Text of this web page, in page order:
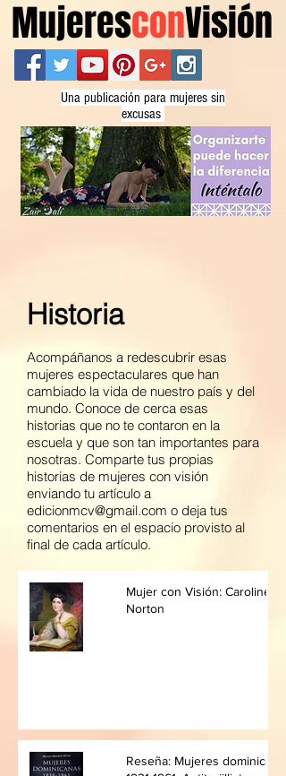
MujeresconVisión
Una publicación para mujeres sin
excusas
Historia
Acompáñanos a redescubrir esas
mujeres espectaculares que han
cambiado la vida de nuestro país y del
mundo. Conoce de cerca esas
historias que no te contaron en la
escuela y que son tan importantes para
nosotras. Comparte tus propias
historias de mujeres con visión
enviando tu artículo a
edicionmcv@gmail.com o deja tus
comentarios en el espacio provisto al
final de cada artículo.
Mujer con Visión: Caroline
Norton
Reseña: Mujeres dominicanas,